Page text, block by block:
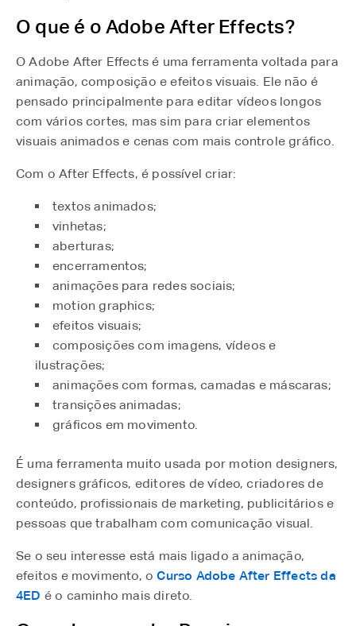
O que é o Adobe After Effects?
O Adobe After Effects é uma ferramenta voltada para
animação, composição e efeitos visuais. Ele não é
pensado principalmente para editar vídeos longos
com vários cortes, mas sim para criar elementos
visuais animados e cenas com mais controle gráfico.
Com o After Effects, é possível criar:
textos animados;
vinhetas;
aberturas;
encerramentos;
animações para redes sociais;
motion graphics;
efeitos visuais;
composições com imagens, vídeos e
ilustrações;
animações com formas, camadas e máscaras;
transições animadas;
gráficos em movimento.
É uma ferramenta muito usada por motion designers,
designers gráficos, editores de vídeo, criadores de
conteúdo, profissionais de marketing, publicitários e
pessoas que trabalham com comunicação visual.
Se o seu interesse está mais ligado a animação,
efeitos e movimento, oCurso Adobe After Effects da
4ED ⁠ é o caminho mais direto.